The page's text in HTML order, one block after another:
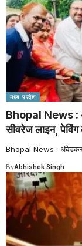
मध्य प्रदेश
Bhopal News :
सीवरेज लाइन,
Bhopal News : अंबेडकर
ByAbhishek Singh